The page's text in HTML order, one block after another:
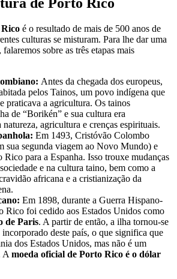
é o resultado de mais de 500 anos de
culturas se misturam. Para lhe dar uma
sobre as três etapas mais
Antes da chegada dos europeus,
pelos Tainos, um povo indígena que
praticava a agricultura. Os tainos
de “Borikén” e sua cultura era
agricultura e crenças espirituais.
Em 1493, Cristóvão Colombo
sua segunda viagem ao Novo Mundo) e
para a Espanha. Isso trouxe mudanças
e na cultura taino, bem como a
africana e a cristianização da
Em 1898, durante a Guerra Hispano-
Rico foi cedido aos Estados Unidos como
de Paris. A partir de então, a ilha tornou-se
deste país, o que significa que
dos Estados Unidos, mas não é um
A moeda oficial de Porto Rico é o dólar